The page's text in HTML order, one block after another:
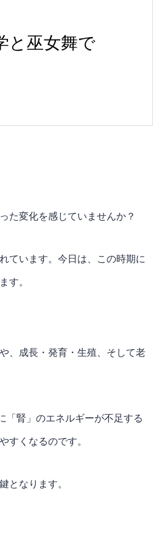
と巫女舞で
た変化を感じていませんか？
ています。今日は、この時期に
す。
、成長・発育・生殖、そして老
「腎」のエネルギーが不足する
すくなるのです。
となります。